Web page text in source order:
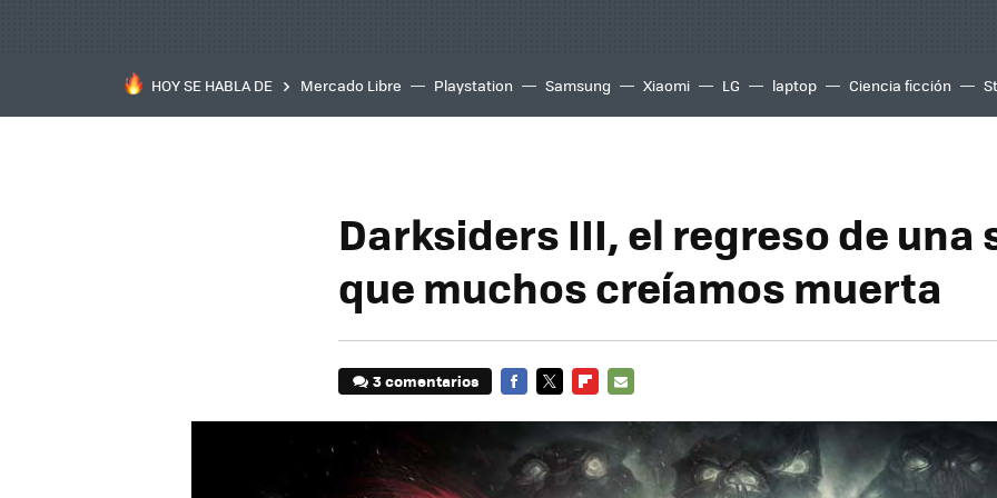
HOY SE HABLA DE Mercado Libre Playstation Samsung Xiaomi LG laptop Ciencia ficción
Darksiders III, el regreso de una
que muchos creíamos muerta
3 comentarios
MAIL